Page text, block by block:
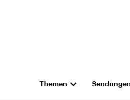
Themen Sendungen